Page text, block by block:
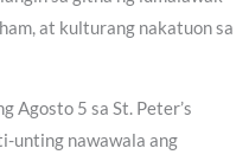
at kulturang nakatuon sa
Agosto 5 sa St. Peter’s
unting nawawala ang